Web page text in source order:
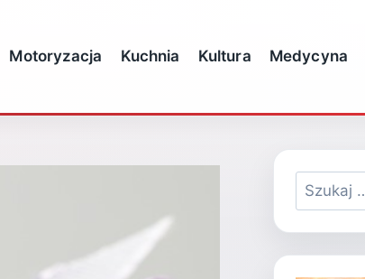
Motoryzacja Kuchnia Kultura Medycyna
Szukaj: